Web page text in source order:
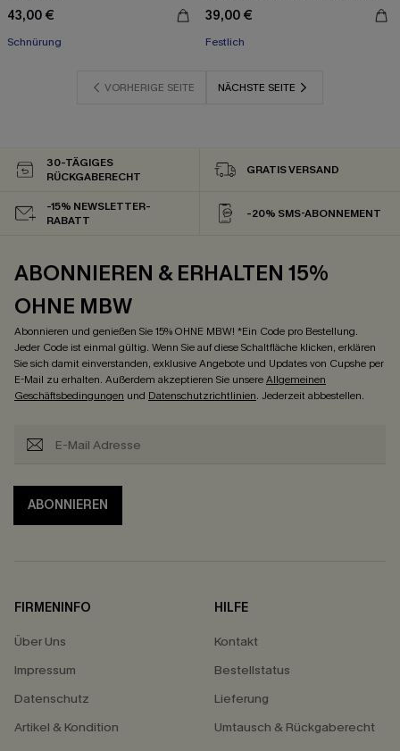
43,00 €
Schnürung
39,00 €
Festlich
VORHERIGE SEITE NÄCHSTE SEITE
30-TÄGIGES
RÜCKGABERECHT
GRATIS VERSAND
-15% NEWSLETTER-
RABATT
-20% SMS-ABONNEMENT
ABONNIEREN & ERHALTEN 15%
OHNE MBW
Abonnieren und genießen Sie 15% OHNE MBW! *Ein Code pro Bestellung.
Jeder Code ist einmal gültig. Wenn Sie auf diese Schaltfläche klicken, erklären
Sie sich damit einverstanden, exklusive Angebote und Updates von Cupshe per
E-Mail zu erhalten. Außerdem akzeptieren Sie unsereAllgemeinen
Geschäftsbedingungen und Datenschutzrichtlinien. Jederzeit abbestellen.
ABONNIEREN
FIRMENINFO
Über Uns
Impressum
Datenschutz
Artikel & Kondition
HILFE
Kontakt
Bestellstatus
Lieferung
Umtausch & Rückgaberecht